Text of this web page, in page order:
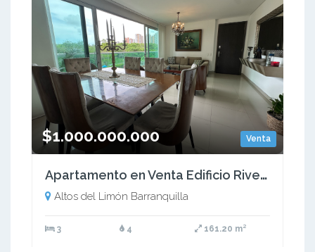
Venta
$1.000.000.000
Apartamento en Venta Edificio River Heights Barranquilla
Altos del Limón Barranquilla
3 4 161.20 m²